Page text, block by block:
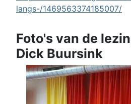
langs-/1469563374185007/
Foto's van de
Dick Buursink